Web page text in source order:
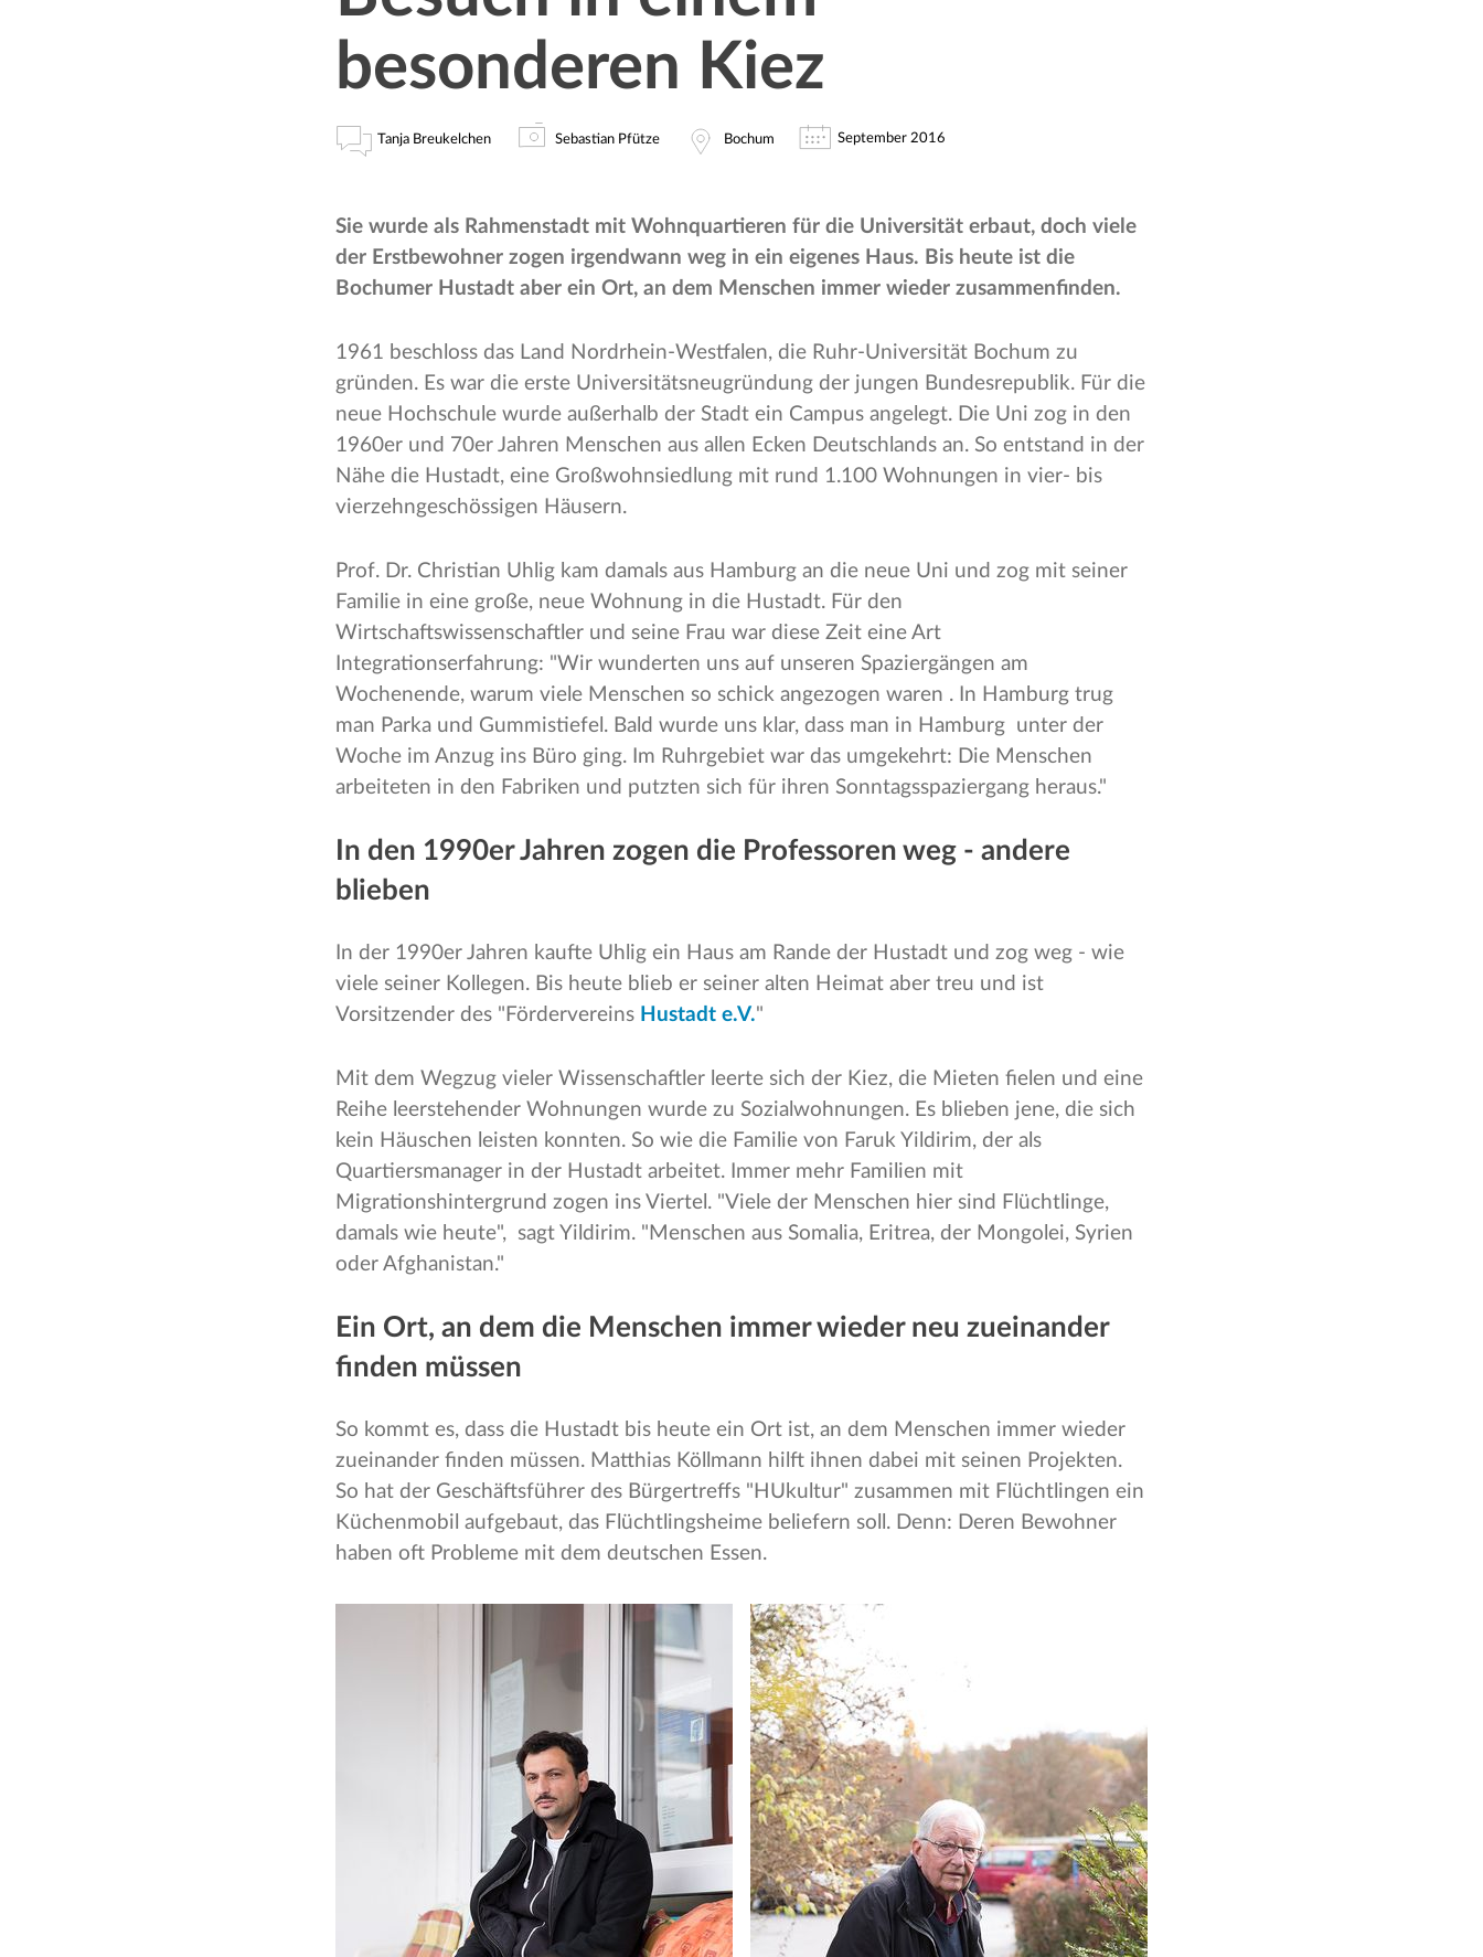
besonderen Kiez
Tanja Breukelchen Sebastian Pfütze Bochum September 2016
Sie wurde als Rahmenstadt mit Wohnquartieren für die Universität erbaut, doch viele
der Erstbewohner zogen irgendwann weg in ein eigenes Haus. Bis heute ist die
Bochumer Hustadt aber ein Ort, an dem Menschen immer wieder zusammenfinden.
1961 beschloss das Land Nordrhein-Westfalen, die Ruhr-Universität Bochum zu
gründen. Es war die erste Universitätsneugründung der jungen Bundesrepublik. Für die
neue Hochschule wurde außerhalb der Stadt ein Campus angelegt. Die Uni zog in den
1960er und 70er Jahren Menschen aus allen Ecken Deutschlands an. So entstand in der
Nähe die Hustadt, eine Großwohnsiedlung mit rund 1.100 Wohnungen in vier- bis
vierzehngeschössigen Häusern.
Prof. Dr. Christian Uhlig kam damals aus Hamburg an die neue Uni und zog mit seiner
Familie in eine große, neue Wohnung in die Hustadt. Für den
Wirtschaftswissenschaftler und seine Frau war diese Zeit eine Art
Integrationserfahrung: "Wir wunderten uns auf unseren Spaziergängen am
Wochenende, warum viele Menschen so schick angezogen waren . In Hamburg trug
man Parka und Gummistiefel. Bald wurde uns klar, dass man in Hamburg unter der
Woche im Anzug ins Büro ging. Im Ruhrgebiet war das umgekehrt: Die Menschen
arbeiteten in den Fabriken und putzten sich für ihren Sonntagsspaziergang heraus."
In den 1990er Jahren zogen die Professoren weg - andere
blieben
In der 1990er Jahren kaufte Uhlig ein Haus am Rande der Hustadt und zog weg - wie
viele seiner Kollegen. Bis heute blieb er seiner alten Heimat aber treu und ist
Vorsitzender des "Fördervereins Hustadt e.V."
Mit dem Wegzug vieler Wissenschaftler leerte sich der Kiez, die Mieten fielen und eine
Reihe leerstehender Wohnungen wurde zu Sozialwohnungen. Es blieben jene, die sich
kein Häuschen leisten konnten. So wie die Familie von Faruk Yildirim, der als
Quartiersmanager in der Hustadt arbeitet. Immer mehr Familien mit
Migrationshintergrund zogen ins Viertel. "Viele der Menschen hier sind Flüchtlinge,
damals wie heute", sagt Yildirim. "Menschen aus Somalia, Eritrea, der Mongolei, Syrien
oder Afghanistan."
Ein Ort, an dem die Menschen immer wieder neu zueinander
finden müssen
So kommt es, dass die Hustadt bis heute ein Ort ist, an dem Menschen immer wieder
zueinander finden müssen. Matthias Köllmann hilft ihnen dabei mit seinen Projekten.
So hat der Geschäftsführer des Bürgertreffs "HUkultur" zusammen mit Flüchtlingen ein
Küchenmobil aufgebaut, das Flüchtlingsheime beliefern soll. Denn: Deren Bewohner
haben oft Probleme mit dem deutschen Essen.